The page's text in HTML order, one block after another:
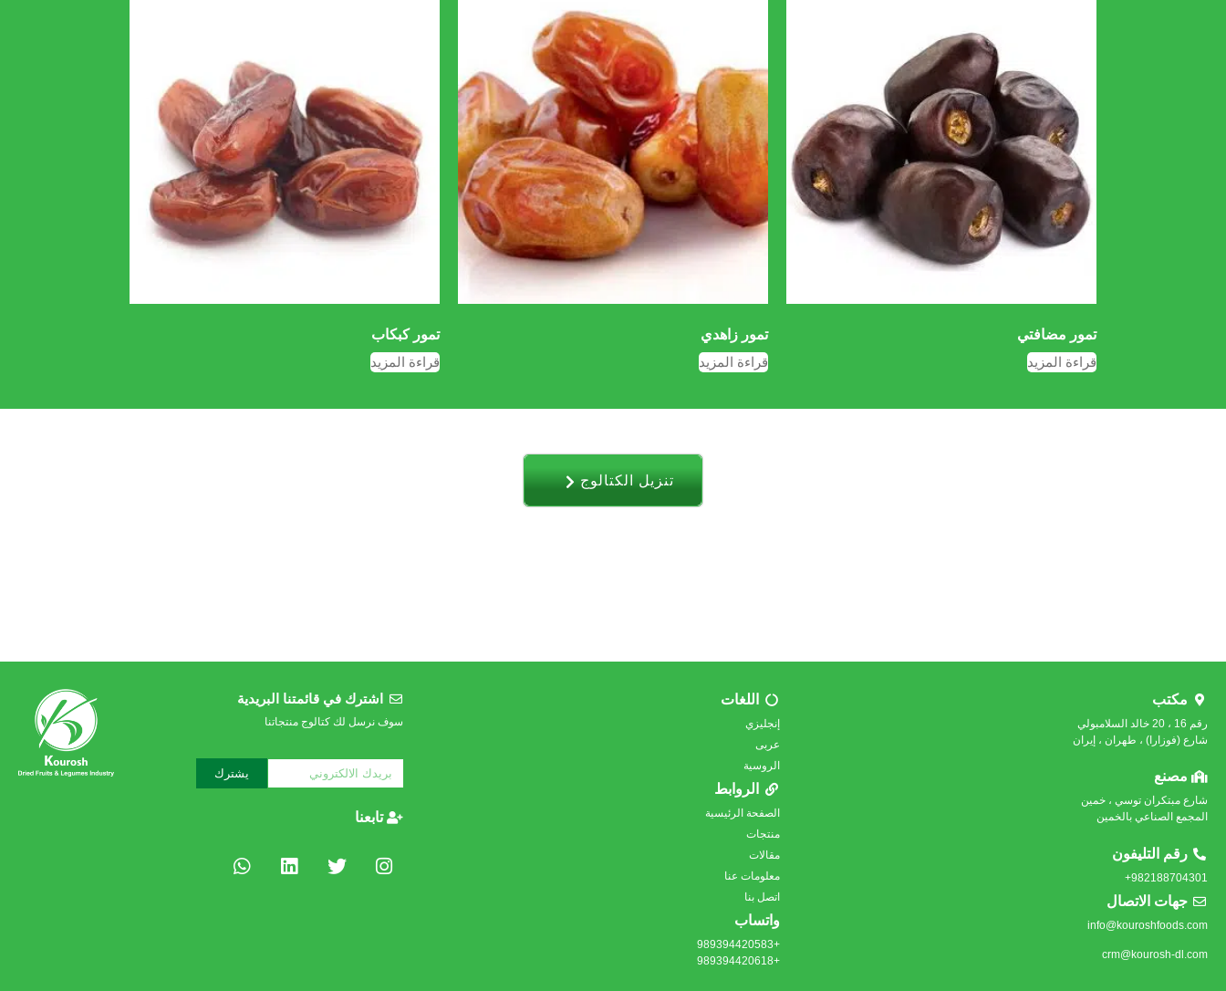
تمور مضافتي
قراءة المزيد
تمور زاهدي
قراءة المزيد
تمور كبكاب
قراءة المزيد
تنزیل الکتالوج
مكتب
رقم 16 ، 20 خالد السلامبولي
شارع (فوزارا) ، طهران ، إيران
مصنع
شارع مبتكران توسي ، خمين
المجمع الصناعي بالخمين
رقم التليفون
982188704301+
جهات الاتصال
info@kouroshfoods.com
crm@kourosh-dl.com
اللغات
إنجليزي
عربى
الروسية
الروابط
الصفحة الرئيسية
منتجات
مقالات
معلومات عنا
اتصل بنا
واتساب
+989394420583
+989394420618
اشترك في قائمتنا البريدية
سوف نرسل لك كتالوج منتجاتنا
يشترك
تابعنا